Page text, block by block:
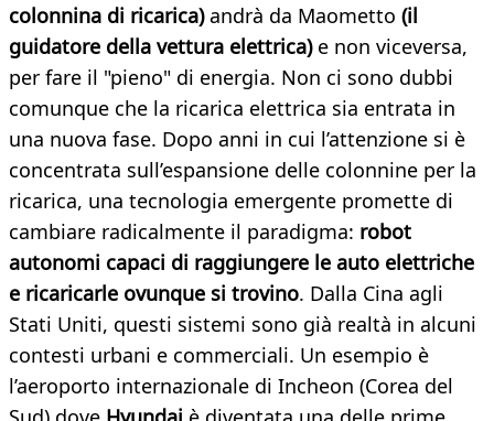
colonnina di ricarica)andrà da Maometto (il
guidatore della vettura elettrica)e non viceversa,
per fare il "pieno" di energia. Non ci sono dubbi
comunque che la ricarica elettrica sia entrata in
una nuova fase. Dopo anni in cui l’attenzione si è
concentrata sull’espansione delle colonnine per la
ricarica, una tecnologia emergente promette di
cambiare radicalmente il paradigma: robot
autonomi capaci di raggiungere le auto elettriche
e ricaricarle ovunque si trovino. Dalla Cina agli
Stati Uniti, questi sistemi sono già realtà in alcuni
contesti urbani e commerciali. Un esempio è
l’aeroporto internazionale di Incheon (Corea del